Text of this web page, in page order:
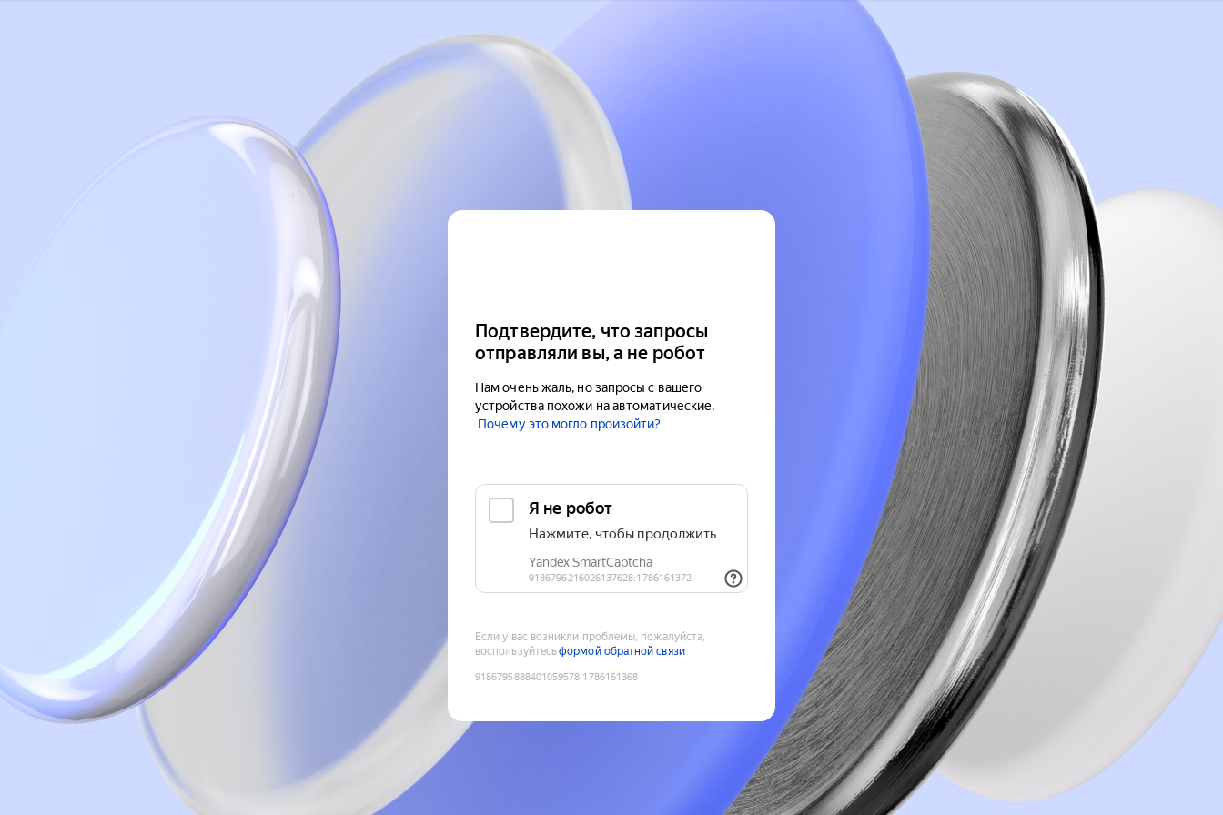
Подтвердите, что запросы
отправляли вы, а не робот
Нам очень жаль, но запросы с вашего
устройства похожи на автоматические.
Почему это могло произойти?
Если у вас возникли проблемы, пожалуйста,
воспользуйтесьформой обратной связи
9186795888401059578:1786161368